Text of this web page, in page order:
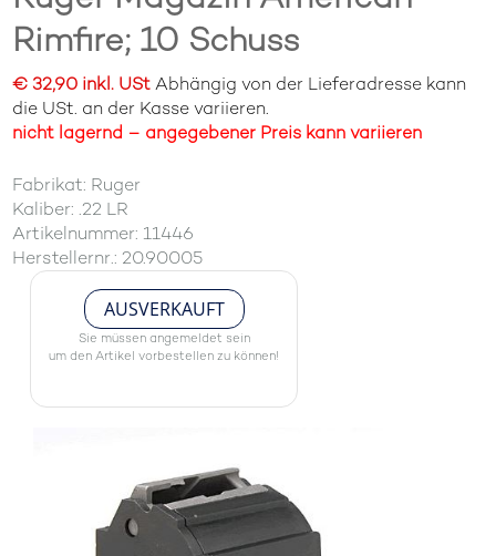
Rimfire; 10 Schuss
€ 32,90 inkl. UStAbhängig von der Lieferadresse kann
die USt. an der Kasse variieren.
nicht lagernd – angegebener Preis kann variieren
Fabrikat: Ruger
Kaliber: .22 LR
Artikelnummer: 11446
Herstellernr.: 20.90005
AUSVERKAUFT
Sie müssen angemeldet sein
um den Artikel vorbestellen zu können!